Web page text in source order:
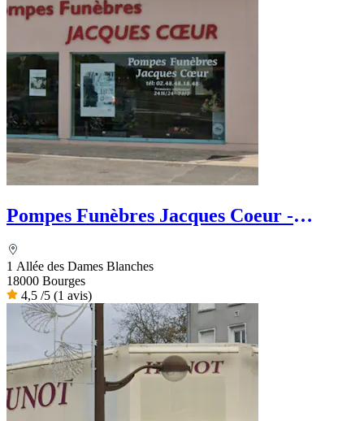
Pompes Funèbres Jacques Coeur -
1 Allée des Dames Blanches
18000 Bourges
4,5 /5 (1 avis)